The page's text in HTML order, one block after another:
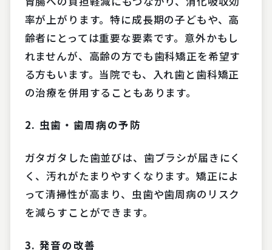
率が上がります。特に成長期の子どもや、高
齢者にとっては重要な要素です。意外かもし
れませんが、高齢の方でも歯科矯正を希望す
る方もいます。当院でも、入れ歯と歯科矯正
の治療を併用することもあります。
2. 虫歯・歯周病の予防
ガタガタした歯並びは、歯ブラシが届きにく
く、汚れがたまりやすくなります。矯正によ
って清掃性が高まり、虫歯や歯周病のリスク
を減らすことができます。
3. 発音の改善